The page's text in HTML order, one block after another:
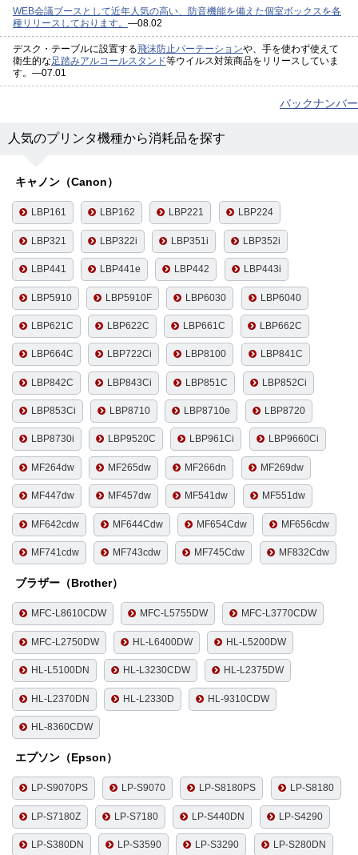
WEB会議ブースとして近年人気の高い、防音機能を備えた個室ボックスを各
種リリースしております。 ―08.02
デスク・テーブルに設置する飛沫防止パーテーションや、手を使わず使えて
衛生的な 足踏みアルコールスタンド等ウイルス対策商品をリリースしていま
す。―07.01
バックナンバー
人気のプリンタ機種から消耗品を探す
キャノン（Canon）
LBP161 LBP162 LBP221 LBP224
LBP321 LBP322i LBP351i LBP352i
LBP441 LBP441e LBP442 LBP443i
LBP5910 LBP5910F LBP6030 LBP6040
LBP621C LBP622C LBP661C LBP662C
LBP664C LBP722Ci LBP8100 LBP841C
LBP842C LBP843Ci LBP851C LBP852Ci
LBP853Ci LBP8710 LBP8710e LBP8720
LBP8730i LBP9520C LBP961Ci LBP9660Ci
MF264dw MF265dw MF266dn MF269dw
MF447dw MF457dw MF541dw MF551dw
MF642cdw MF644Cdw MF654Cdw MF656cdw
MF741cdw MF743cdw MF745Cdw MF832Cdw
ブラザー（Brother）
MFC-L8610CDW MFC-L5755DW MFC-L3770CDW
MFC-L2750DW HL-L6400DW HL-L5200DW
HL-L5100DN HL-L3230CDW HL-L2375DW
HL-L2370DN HL-L2330D HL-9310CDW
HL-8360CDW
エプソン（Epson）
LP-S9070PS LP-S9070 LP-S8180PS LP-S8180
LP-S7180Z LP-S7180 LP-S440DN LP-S4290
LP-S380DN LP-S3590 LP-S3290 LP-S280DN